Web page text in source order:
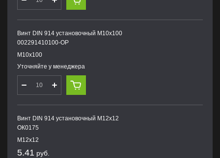
Винт DIN 914 установочный М10х100
002291410100-OP
М10х100
Уточняйте у менеджера
Винт DIN 914 установочный М12х12
ОК0175
М12х12
5.41 руб.